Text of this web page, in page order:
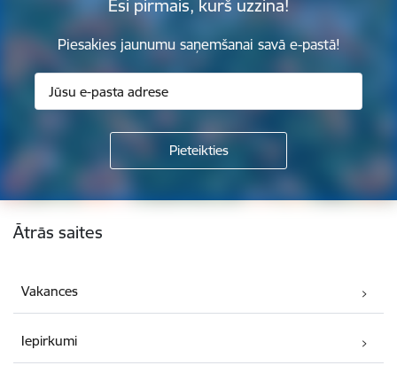
Esi pirmais, kurš uzzina!
Piesakies jaunumu saņemšanai savā e-pastā!
Kājene
Ātrās saites
Vakances
Iepirkumi